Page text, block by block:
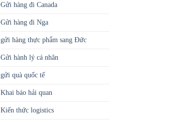
Gửi hàng đi Canada
Gửi hàng đi Nga
gửi hàng thực phẩm sang Đức
Gửi hành lý cá nhân
gửi quà quốc tế
Khai báo hải quan
Kiến thức logistics